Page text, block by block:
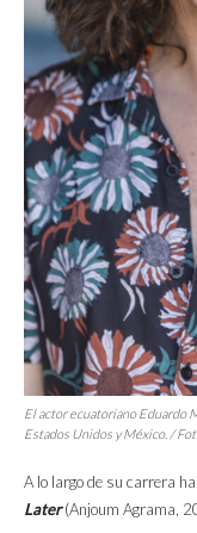
El actor ecuatoriano Eduardo
Estados Unidos y México. /
A lo largo de su carrera
Later(Anjoum Agrama,